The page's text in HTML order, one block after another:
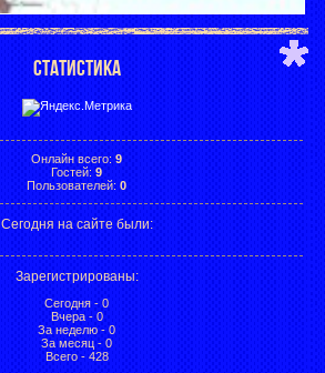
СТАТИСТИКА
Онлайн всего: 9
Гостей: 9
Пользователей: 0
Сегодня на сайте были:
Зарегистрированы:
Сегодня - 0
Вчера - 0
За неделю - 0
За месяц - 0
Всего - 428